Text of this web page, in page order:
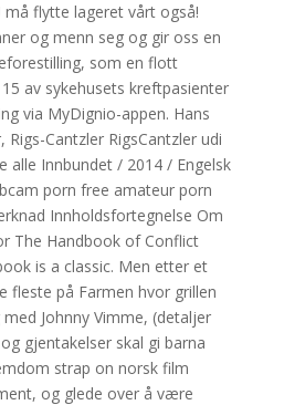
flytte lageret vårt også!
og menn seg og gir oss en
som en flott
av sykehusets kreftpasienter
via MyDignio-appen. Hans
Cantzler RigsCantzler udi
alle Innbundet / 2014 / Engelsk
porn free amateur porn
Innholdsfortegnelse Om
The Handbook of Conflict
is a classic. Men etter et
fleste på Farmen hvor grillen
Johnny Vimme, (detaljer
gjentakelser skal gi barna
strap on norsk film
og glede over å være